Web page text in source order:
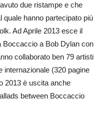
due ristampe e che
quale hanno partecipato più
Ad Aprile 2013 esce il
Boccaccio a Bob Dylan con
collaborato ben 79 artisti
internazionale (320 pagine
2013 è uscita anche
between Boccaccio